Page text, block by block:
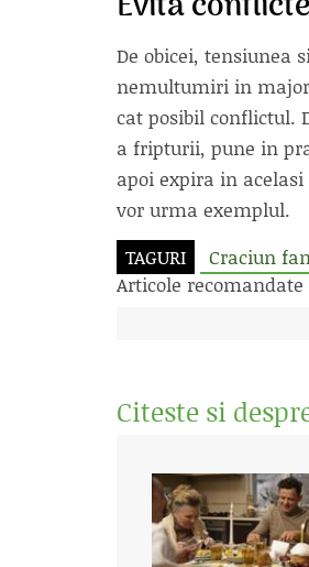
De obicei, tensiunea
nemultumiri in
cat posibil conflictul.
a fripturii, pune in
apoi expira in
vor urma exemplul.
TAGURI
Craciun
Articole recomandate
Citeste si